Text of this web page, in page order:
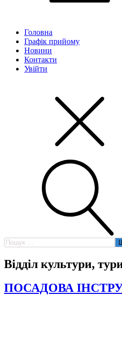
Головна
Графік прийому
Новини
Контакти
Увійти
Пошук:
Відділ культури,
ПОСАДОВА